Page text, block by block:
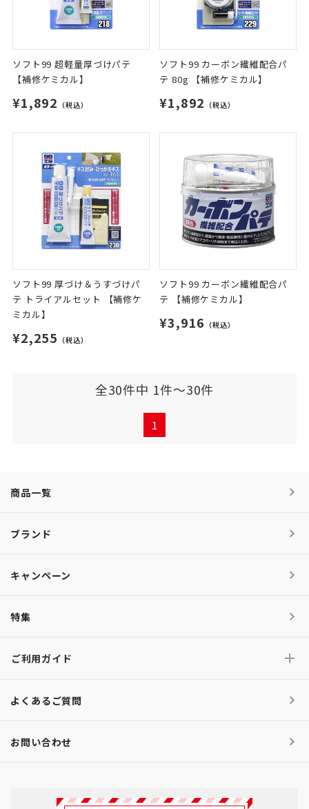
ソフト99 超軽量厚づけパテ
【補修ケミカル】
¥1,892 （税込）
ソフト99 カーボン繊維配合パ
テ 80g 【補修ケミカル】
¥1,892 （税込）
ソフト99 厚づけ＆うすづけパ
テ トライアルセット 【補修ケ
ミカル】
¥2,255 （税込）
ソフト99 カーボン繊維配合パ
テ 【補修ケミカル】
¥3,916 （税込）
全30件中 1件～30件
1
商品一覧
ブランド
キャンペーン
特集
ご利用ガイド
よくあるご質問
お問い合わせ